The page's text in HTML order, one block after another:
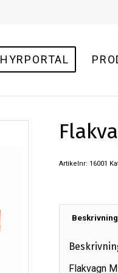
HYRPORTAL
Artikelnr: 16001
Beskrivning
Flakvagn